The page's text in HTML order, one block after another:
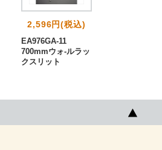
2,596円(税込)
EA976GA-11
700mmウォ-ルラッ
クスリット